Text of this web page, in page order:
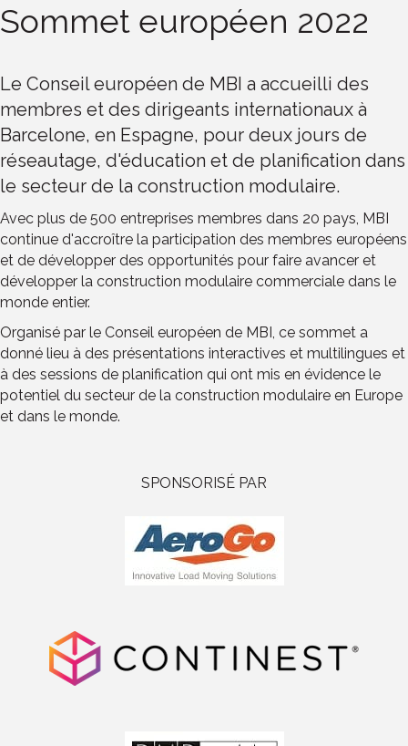
Sommet européen 2022
Le Conseil européen de MBI a accueilli des
membres et des dirigeants internationaux à
Barcelone, en Espagne, pour deux jours de
réseautage, d'éducation et de planification dans
le secteur de la construction modulaire.
Avec plus de 500 entreprises membres dans 20 pays, MBI
continue d'accroître la participation des membres européens
et de développer des opportunités pour faire avancer et
développer la construction modulaire commerciale dans le
monde entier.
Organisé par le Conseil européen de MBI, ce sommet a
donné lieu à des présentations interactives et multilingues et
à des sessions de planification qui ont mis en évidence le
potentiel du secteur de la construction modulaire en Europe
et dans le monde.
SPONSORISÉ PAR